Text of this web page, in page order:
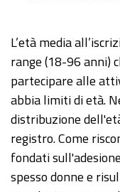
L’età media
range (18-96 anni)
partecipare alle
abbia limiti di età.
distribuzione
registro. Come
fondati
spesso donne e